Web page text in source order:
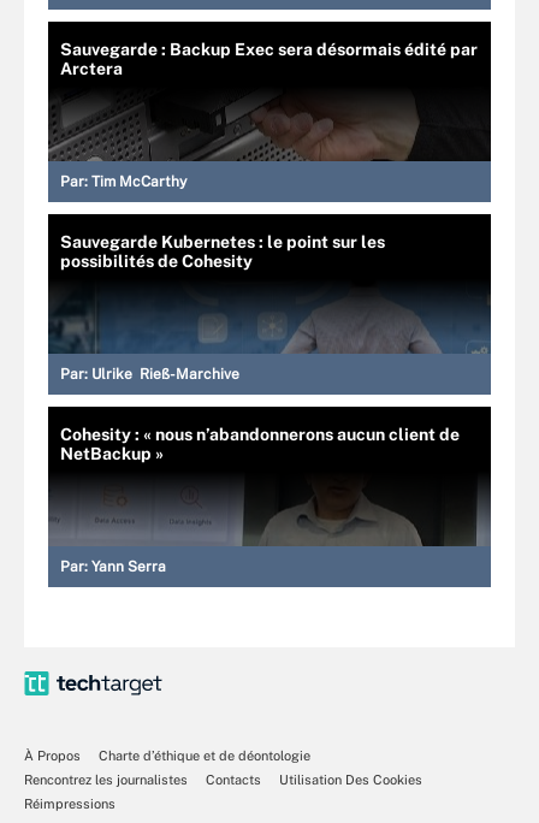
Sauvegarde : Backup Exec sera désormais édité par
Arctera
Par: Tim McCarthy
Sauvegarde Kubernetes : le point sur les
possibilités de Cohesity
Par: Ulrike Rieß-Marchive
Cohesity : « nous n’abandonnerons aucun client de
NetBackup »
Par: Yann Serra
À Propos
Charte d’éthique et de déontologie
Rencontrez les journalistes
Contacts
Utilisation Des Cookies
Réimpressions